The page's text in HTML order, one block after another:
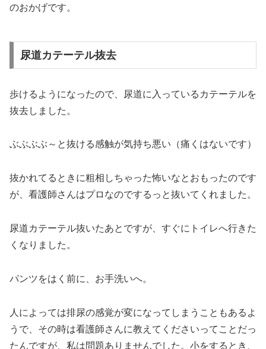
のおかげです。
尿道カテーテル抜去
歩けるようになったので、尿道に入っているカテーテルを
抜去しました。
ぶぶぶぶ～と抜ける感触が気持ち悪い（痛くはないです）
抜かれてるときに粗相しちゃった怖いなとおもったのです
が、看護師さんはプロなのでするっと抜いてくれました。
尿道カテーテル抜いたあとですが、すぐにトイレへ行きた
くなりました。
パンツをはく前に、お手洗いへ。
人によっては排尿の感覚が変になってしまうこともあるよ
うで、その時は看護師さんに教えてくださいってことだっ
たんですが、私は問題ありませんでした。小をするとき、